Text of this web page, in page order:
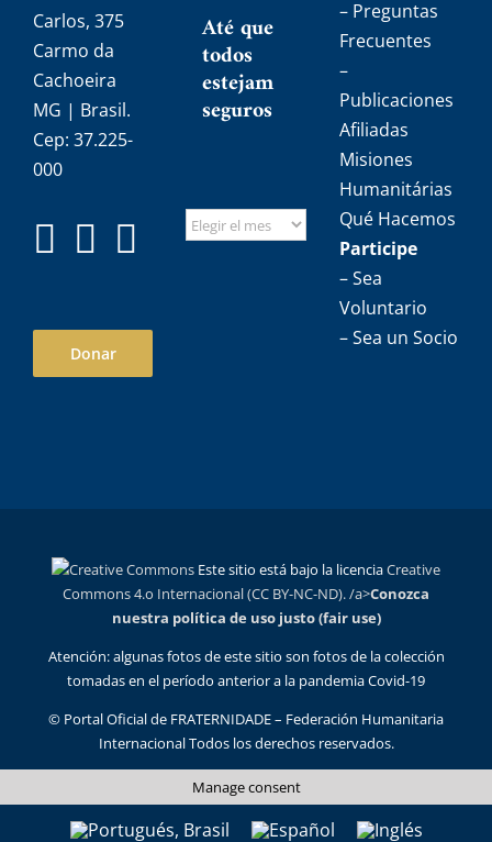
Carlos, 375
Carmo da
Cachoeira
MG | Brasil.
Cep: 37.225-
000
Donar
Até que
todos
estejam
seguros
– Preguntas
Frecuentes
–
Publicaciones
Afiliadas
Misiones
Humanitárias
Qué Hacemos
Participe
– Sea
Voluntario
– Sea un Socio
Este sitio está bajo la licenciaCreative
Commons 4.o Internacional (CC BY-NC-ND). /a>Conozca
nuestra política de uso justo (fair use)
Atención: algunas fotos de este sitio son fotos de la colección
tomadas en el período anterior a la pandemia Covid-19
© Portal Oficial de FRATERNIDADE – Federación Humanitaria
Internacional Todos los derechos reservados.
Manage consent